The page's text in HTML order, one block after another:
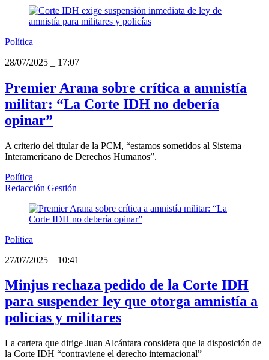
Política
28/07/2025
17:07
Premier Arana sobre crítica a amnistía
militar: “La Corte IDH no debería
opinar”
A criterio del titular de la PCM, “estamos sometidos al Sistema
Interamericano de Derechos Humanos”.
Política
Redacción Gestión
Política
27/07/2025
10:41
Minjus rechaza pedido de la Corte IDH
para suspender ley que otorga amnistía a
policías y militares
La cartera que dirige Juan Alcántara considera que la disposición de
la Corte IDH “contraviene el derecho internacional”